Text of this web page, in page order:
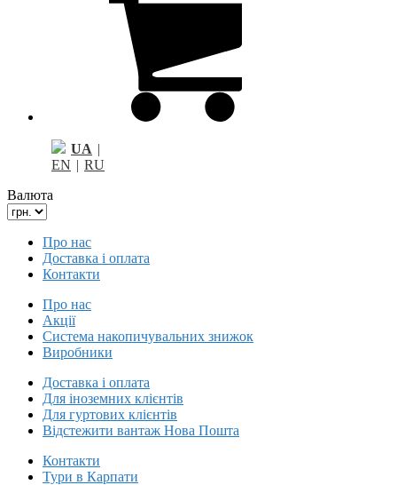
UA |
EN | RU
Валюта
Про нас
Доставка і оплата
Контакти
Про нас
Акції
Система накопичувальних знижок
Виробники
Доставка і оплата
Для іноземних клієнтів
Для гуртових клієнтів
Відстежити вантаж Нова Пошта
Контакти
Тури в Карпати